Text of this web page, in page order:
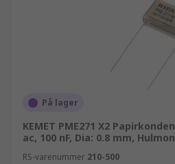
På lager
KEMET PME271 X2
ac, 100 nF, Dia: 0.8 mm,
RS-varenummer 210-500